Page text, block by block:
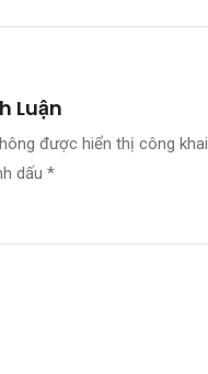
Luận
được hiển thị công khai.
dấu *